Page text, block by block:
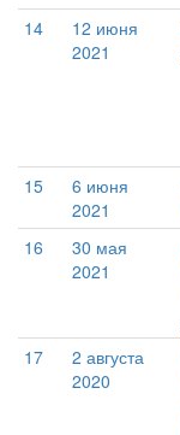
14
12 июня
2021
15
6 июня
2021
16
30 мая
2021
17
2 августа
2020